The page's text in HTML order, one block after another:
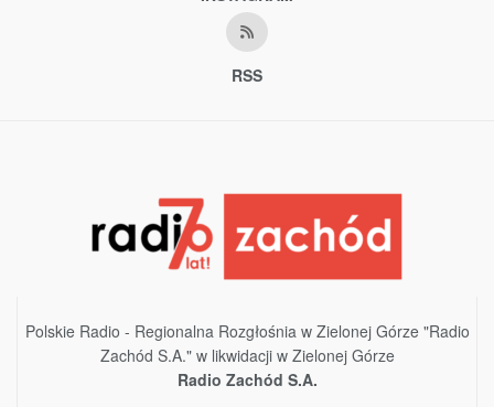
RSS
Polskie Radio - Regionalna Rozgłośnia w Zielonej Górze "Radio
Zachód S.A." w likwidacji w Zielonej Górze
Radio Zachód S.A.